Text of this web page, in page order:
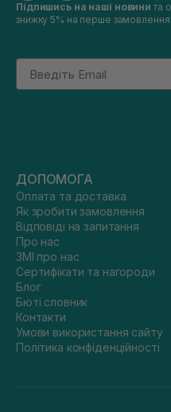
Підпишись на наші новини та
знижку 5% на перше замовлення
Email
ДОПОМОГА
Оплата та доставка
Як зробити замовлення
Відповіді на запитання
Про нас
ЗМІ про нас
Сертифікати та нагороди
Блог
Бюті словник
Контакти
Умови використання сайту
Політика конфіденційності